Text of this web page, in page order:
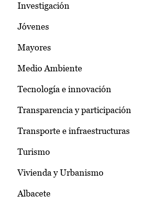
Investigación
Jóvenes
Mayores
Medio Ambiente
Tecnología e innovación
Transparencia y participación
Transporte e infraestructuras
Turismo
Vivienda y Urbanismo
Albacete